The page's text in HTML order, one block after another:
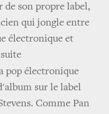
de son propre label,
qui jongle entre
électronique et
pop électronique
sur le label
Comme Pan